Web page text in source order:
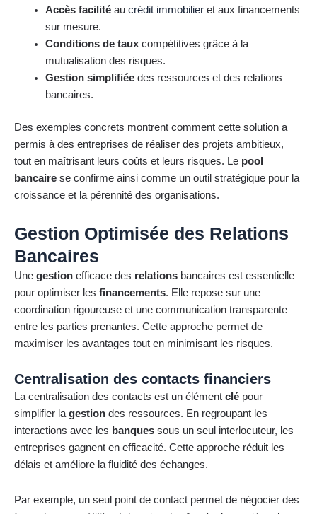
Accès facilitéau crédit immobilieret aux financements
sur mesure.
Conditions de tauxcompétitives grâce à la
mutualisation des risques.
Gestion simplifiéedes ressources et des relations
bancaires.
Des exemples concrets montrent comment cette solution a
permis à des entreprises de réaliser des projets ambitieux,
tout en maîtrisant leurs coûts et leurs risques. Le pool
bancaire se confirme ainsi comme un outil stratégique pour la
croissance et la pérennité des organisations.
Gestion Optimisée des Relations
Bancaires
Une gestion efficace des relations bancaires est essentielle
pour optimiser les financements. Elle repose sur une
coordination rigoureuse et une communication transparente
entre les parties prenantes. Cette approche permet de
maximiser les avantages tout en minimisant les risques.
Centralisation des contacts financiers
La centralisation des contacts est un élément clé pour
simplifier lagestion des ressources. En regroupant les
interactions avec les banques sous un seul interlocuteur, les
entreprises gagnent en efficacité. Cette approche réduit les
délais et améliore la fluidité des échanges.
Par exemple, un seul point de contact permet de négocier des